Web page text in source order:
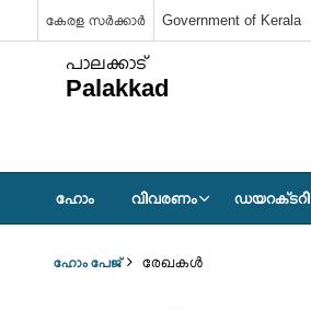
കേരള സർക്കാർ Government of Kerala
പാലക്കാട്
Palakkad
ഹോം വിവരണം ഡയറക്‌ടറി
ഹോം പേജ് രേഖകള്‍